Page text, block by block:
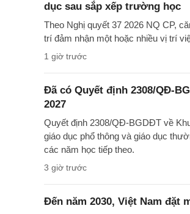
dục sau sắp xếp trường học
Theo Nghị quyết 37 2026 NQ CP,
trí đảm nhận một hoặc nhiều vị trí
1 giờ trước
Đã có Quyết định 2308/QĐ-
2027
Quyết định 2308/QĐ-BGDĐT về
giáo dục phổ thông và giáo dục
các năm học tiếp theo.
3 giờ trước
Đến năm 2030, Việt Nam đặt